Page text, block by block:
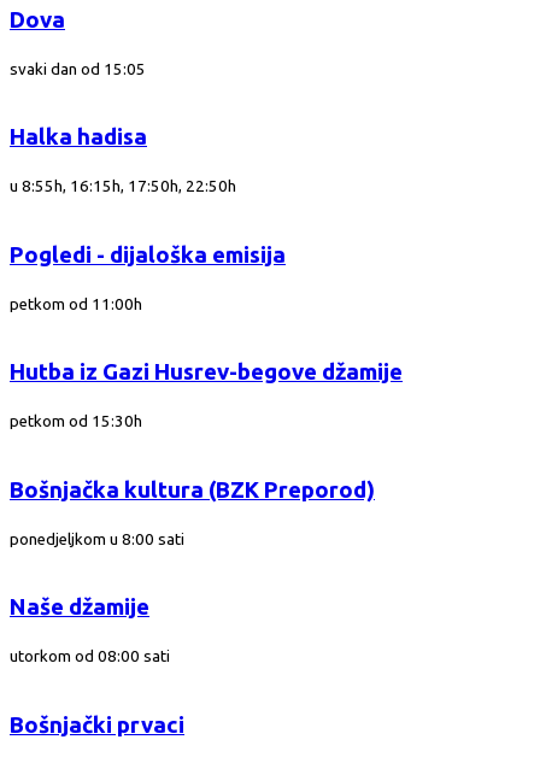
Dova
svaki dan od 15:05
Halka hadisa
u 8:55h, 16:15h, 17:50h, 22:50h
Pogledi - dijaloška emisija
petkom od 11:00h
Hutba iz Gazi Husrev-begove džamije
petkom od 15:30h
Bošnjačka kultura (BZK Preporod)
ponedjeljkom u 8:00 sati
Naše džamije
utorkom od 08:00 sati
Bošnjački prvaci